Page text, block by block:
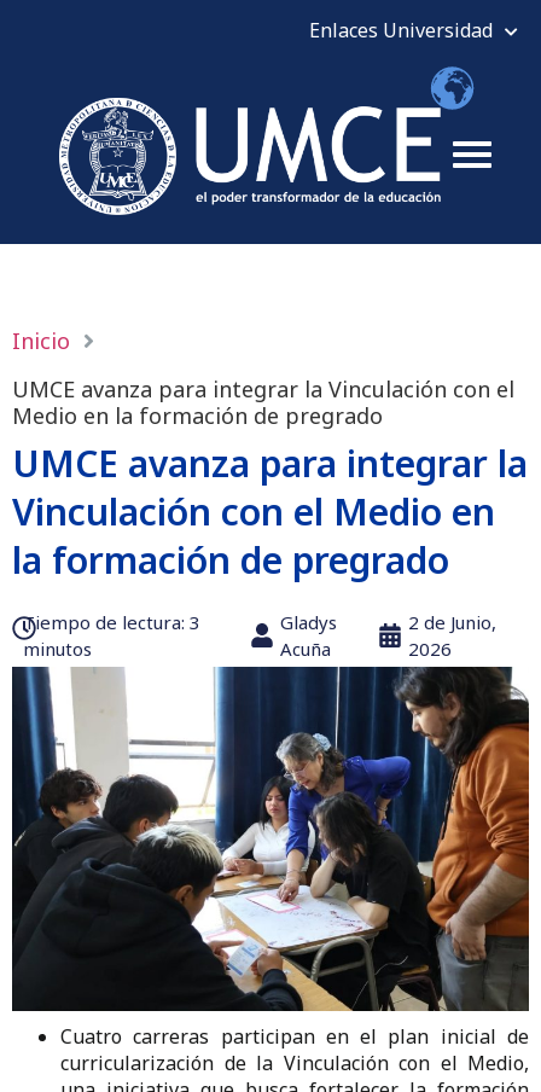
Inicio
UMCE avanza para integrar la Vinculación con el
Medio en la formación de pregrado
UMCE avanza para integrar la
Vinculación con el Medio en
la formación de pregrado
Tiempo de lectura:‎ 3
minutos
Gladys
Acuña
2 de Junio,
2026
Cuatro carreras participan en el plan inicial de
curricularización de la Vinculación con el Medio,